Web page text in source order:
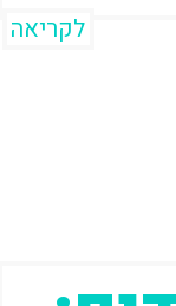
לקריאה